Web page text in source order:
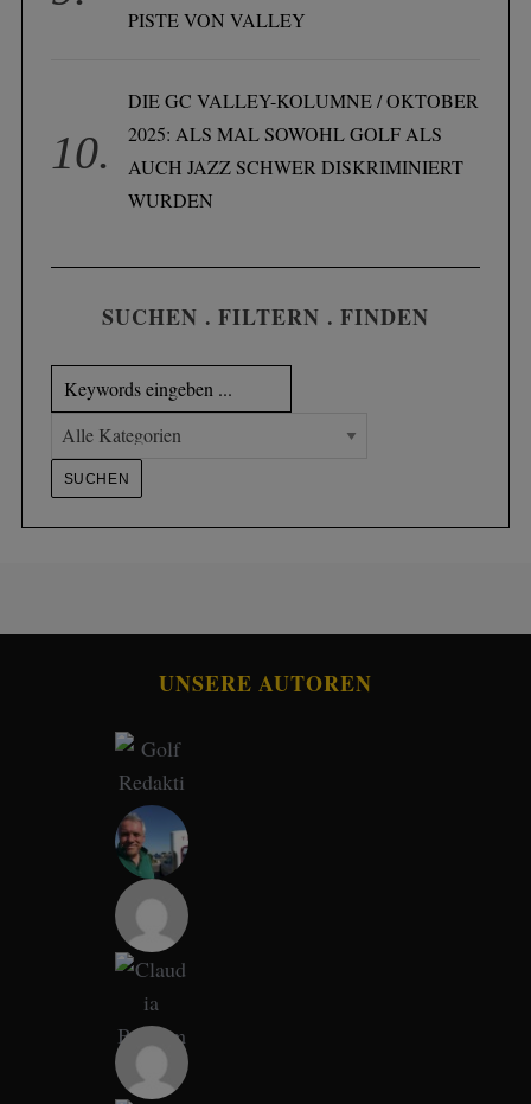
PISTE VON VALLEY
DIE GC VALLEY-KOLUMNE / OKTOBER
2025: ALS MAL SOWOHL GOLF ALS
AUCH JAZZ SCHWER DISKRIMINIERT
WURDEN
SUCHEN . FILTERN . FINDEN
UNSERE AUTOREN